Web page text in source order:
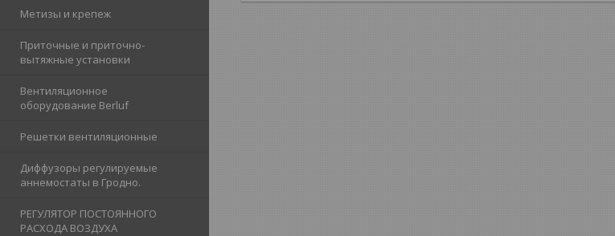
Метизы и крепеж
Приточные и приточно-
вытяжные установки
Вентиляционное
оборудование Berluf
Решетки вентиляционные
Диффузоры регулируемые
аннемостаты в Гродно.
РЕГУЛЯТОР ПОСТОЯННОГО
РАСХОДА ВОЗДУХА